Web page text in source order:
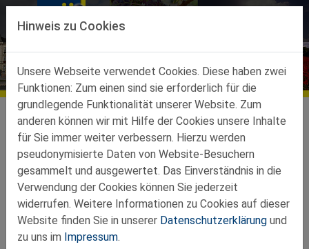
Direkt zur Hauptnavigation springen
Direkt zum Inhalt springen
Bildergalerien
Teilbezirke
Teilbezirk Laa an der Thaya Galerie
Keine Alben gefunden.
Hinweis zu Cookies
Unsere Webseite verwendet Cookies. Diese haben zwei
Funktionen: Zum einen sind sie erforderlich für die
grundlegende Funktionalität unserer Website. Zum
anderen können wir mit Hilfe der Cookies unsere Inhalte
für Sie immer weiter verbessern. Hierzu werden
pseudonymisierte Daten von Website-Besuchern
gesammelt und ausgewertet. Das Einverständnis in die
Verwendung der Cookies können Sie jederzeit
widerrufen. Weitere Informationen zu Cookies auf dieser
Website finden Sie in unserer Datenschutzerklärung und
zu uns im Impressum.